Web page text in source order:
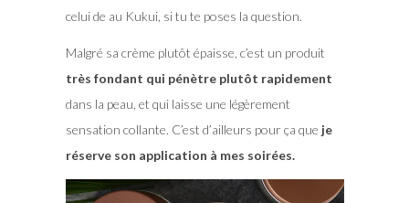
celui de au Kukui, si tu te poses la question.
Malgré sa crème plutôt épaisse, c’est un produit
très fondant qui pénètre plutôt rapidement
dans la peau, et qui laisse une légèrement
sensation collante. C’est d’ailleurs pour ça que je
réserve son application à mes soirées.